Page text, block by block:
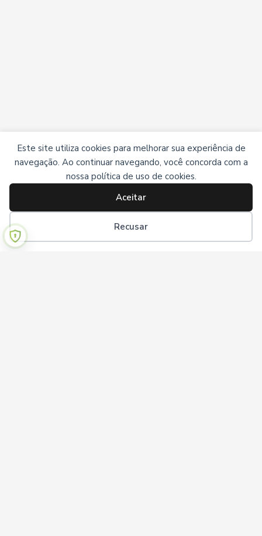
Este site utiliza cookies para melhorar sua experiência de
navegação. Ao continuar navegando, você concorda com a
nossa política de uso de cookies.
Aceitar
Recusar